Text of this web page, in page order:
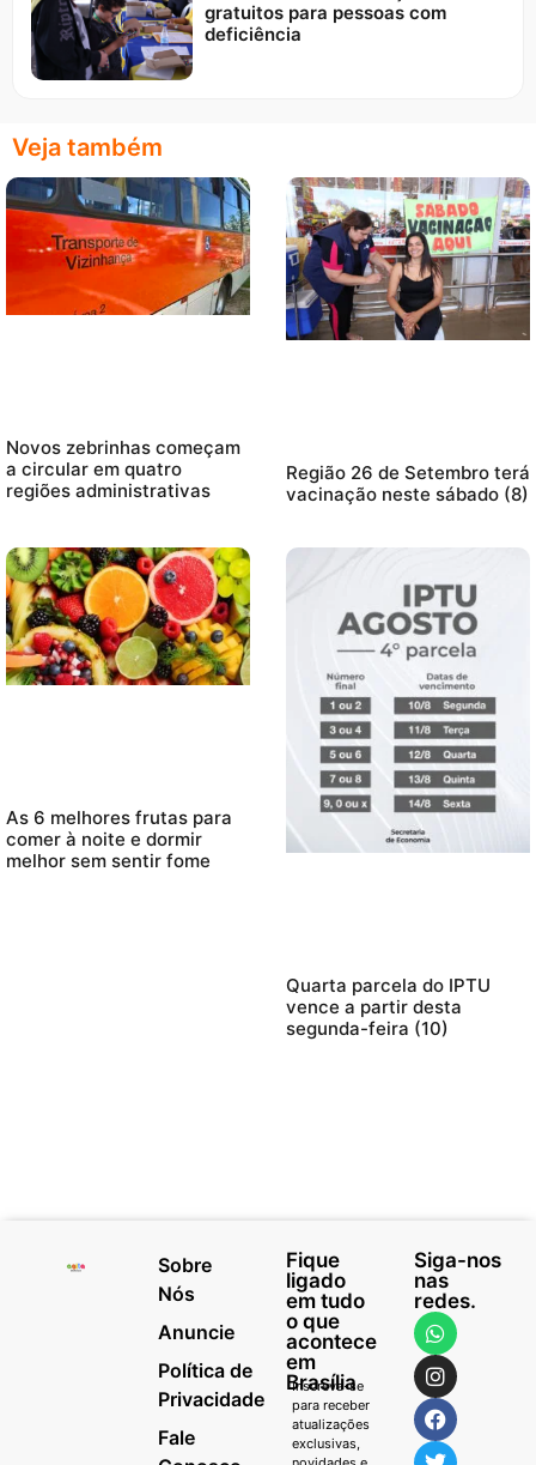
gratuitos para pessoas com
deficiência
Veja também
Novos zebrinhas começam
a circular em quatro
regiões administrativas
Região 26 de Setembro terá
vacinação neste sábado (8)
As 6 melhores frutas para
comer à noite e dormir
melhor sem sentir fome
Quarta parcela do IPTU
vence a partir desta
segunda-feira (10)
Sobre
Nós
Anuncie
Política de
Privacidade
Fale
Fique
ligado
em tudo
o que
acontece
em
Brasília
Inscreva-se
para receber
atualizações
exclusivas,
Siga-nos
nas
redes.